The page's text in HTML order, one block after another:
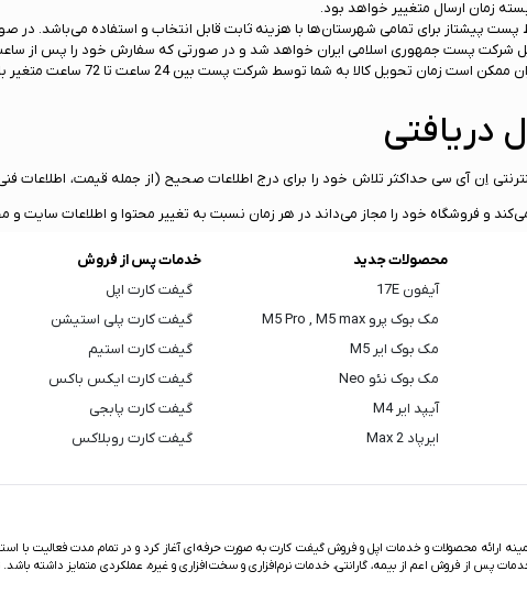
زمان ارسال متغییر خواهد بود.
پیشتاز برای تمامی شهرستان‌ها با هزینه ثابت قابل انتخاب و استفاده می‌باشد. در
کالا به شما توسط شرکت پست بین 24 ساعت تا 72 ساعت متغیر باشد.
دریافتی
اِن آی سی حداکثر تلاش خود را برای درج اطلاعات صحیح (از جمله قیمت، اطلاعات
و فروشگاه خود را مجاز می‌داند در هر زمان نسبت به تغییر محتوا و اطلاعات سایت و
محصولات جدید
آیفون 17E
مک بوک پرو M5 Pro , M5 max
مک بوک ایر M5
مک بوک نئو Neo
آیپد ایر M4
ایرپاد Max 2
خدمات پس از فروش
گیفت کارت اپل
گیفت کارت پلی استیشن
گیفت کارت استیم
گیفت کارت ایکس باکس
گیفت کارت پابجی
گیفت کارت روبلاکس
محصولات و خدمات اپل و فروش گیفت کارت به صورت حرفه‌ای آغاز کرد و در تمام مدت فعالیت با
پس از فروش اعم از بیمه، گارانتی، خدمات نرم‌افزاری و سخت‌افزاری و غیره، عملکردی متمایز داشته